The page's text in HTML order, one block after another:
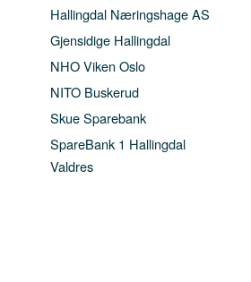
Hallingdal Næringshage AS
Gjensidige Hallingdal
NHO Viken Oslo
NITO Buskerud
Skue Sparebank
SpareBank 1 Hallingdal
Valdres